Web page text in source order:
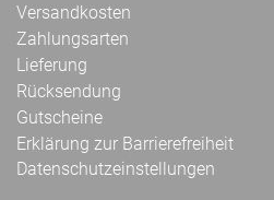
Versandkosten
Zahlungsarten
Lieferung
Rücksendung
Gutscheine
Erklärung zur Barrierefreiheit
Datenschutzeinstellungen